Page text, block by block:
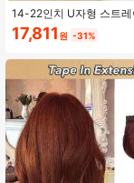
14-22인치 U자형 스트레
모 익스텐션, 내추럴 블
등급 단백질 보이지 않는
17,811 원 -31%